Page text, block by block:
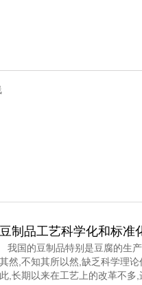
豆制品工艺科学化和标准
我国的豆制品特别是豆腐的生
其然,不知其所以然,缺乏科学理
此,长期以来在工艺上的改革不多